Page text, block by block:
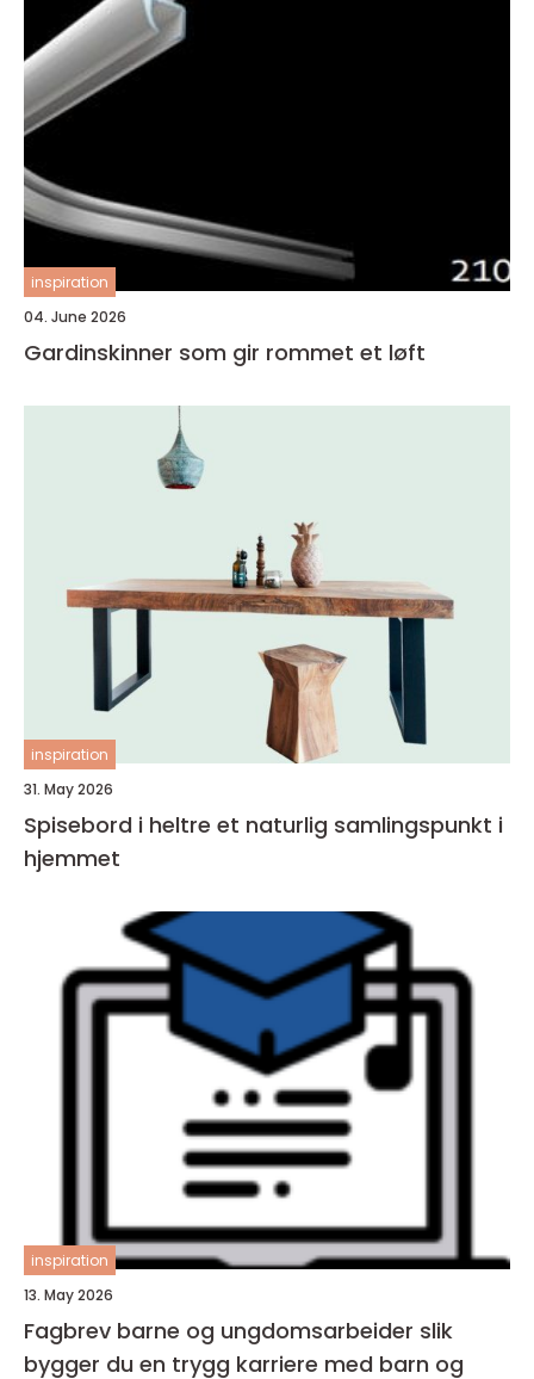
inspiration
04. June 2026
Gardinskinner som gir rommet et løft
inspiration
31. May 2026
Spisebord i heltre et naturlig samlingspunkt i
hjemmet
inspiration
13. May 2026
Fagbrev barne og ungdomsarbeider slik
bygger du en trygg karriere med barn og